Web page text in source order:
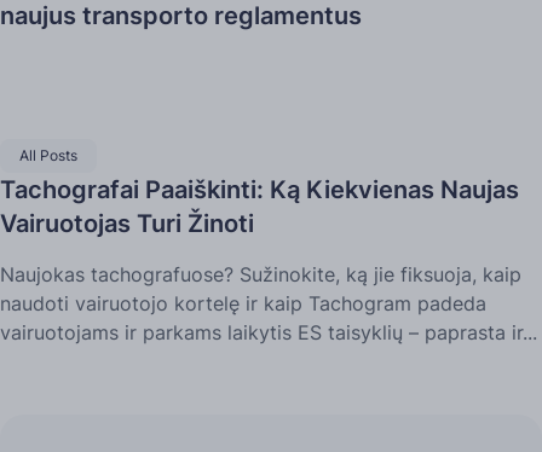
naujus transporto reglamentus
All Posts
Tachografai Paaiškinti: Ką Kiekvienas Naujas
Vairuotojas Turi Žinoti
Naujokas tachografuose? Sužinokite, ką jie fiksuoja, kaip
naudoti vairuotojo kortelę ir kaip Tachogram padeda
vairuotojams ir parkams laikytis ES taisyklių – paprasta ir...